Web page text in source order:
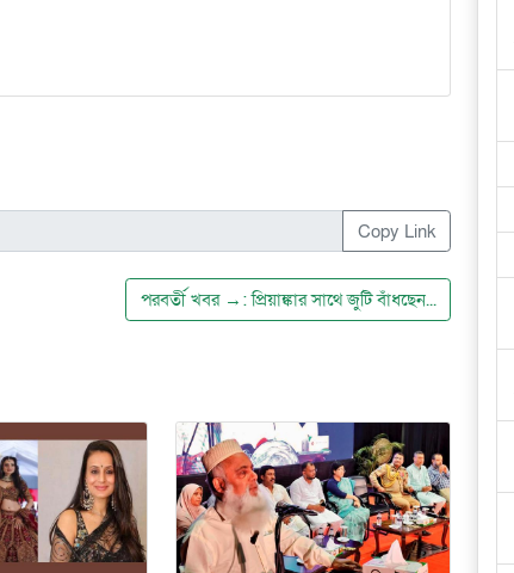
Copy Link
পরবর্তী খবর →: প্রিয়াঙ্কার সাথে জুটি বাঁধছেন...